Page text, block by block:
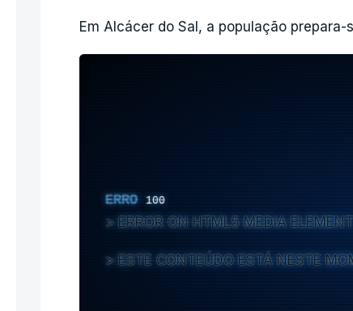
Em Alcácer do Sal, a população
ERRO 100
ERROR ON HTML5 MEDIA ELEMENT
ESTE CONTEÚDO ESTÁ NESTE